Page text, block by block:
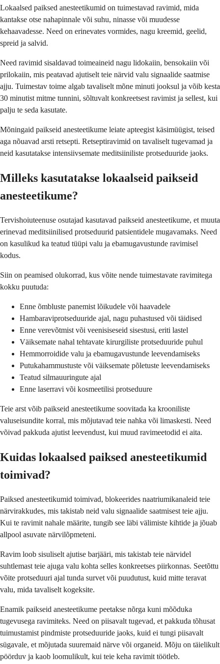
Lokaalsed paiksed anesteetikumid on tuimestavad ravimid, mida
kantakse otse nahapinnale või suhu, ninasse või muudesse
kehaavadesse. Need on erinevates vormides, nagu kreemid, geelid,
spreid ja salvid.
Need ravimid sisaldavad toimeaineid nagu lidokaiin, bensokaiin või
prilokaiin, mis peatavad ajutiselt teie närvid valu signaalide saatmise
ajju. Tuimestav toime algab tavaliselt mõne minuti jooksul ja võib kesta
30 minutist mitme tunnini, sõltuvalt konkreetsest ravimist ja sellest, kui
palju te seda kasutate.
Mõningaid paikseid anesteetikume leiate apteegist käsimüügist, teised
aga nõuavad arsti retsepti. Retseptiravimid on tavaliselt tugevamad ja
neid kasutatakse intensiivsemate meditsiiniliste protseduuride jaoks.
Milleks kasutatakse lokaalseid paikseid
anesteetikume?
Tervishoiuteenuse osutajad kasutavad paikseid anesteetikume, et muuta
erinevad meditsiinilised protseduurid patsientidele mugavamaks. Need
on kasulikud ka teatud tüüpi valu ja ebamugavustunde ravimisel
kodus.
Siin on peamised olukorrad, kus võite nende tuimestavate ravimitega
kokku puutuda:
Enne õmbluste panemist lõikudele või haavadele
Hambaraviprotseduuride ajal, nagu puhastused või täidised
Enne verevõtmist või veenisiseseid sisestusi, eriti lastel
Väiksemate nahal tehtavate kirurgiliste protseduuride puhul
Hemmorroidide valu ja ebamugavustunde leevendamiseks
Putukahammustuste või väiksemate põletuste leevendamiseks
Teatud silmauuringute ajal
Enne laserravi või kosmeetilisi protseduure
Teie arst võib paikseid anesteetikume soovitada ka krooniliste
valuseisundite korral, mis mõjutavad teie nahka või limaskesti. Need
võivad pakkuda ajutist leevendust, kui muud ravimeetodid ei aita.
Kuidas lokaalsed paiksed anesteetikumid
toimivad?
Paiksed anesteetikumid toimivad, blokeerides naatriumikanaleid teie
närvirakkudes, mis takistab neid valu signaalide saatmisest teie ajju.
Kui te ravimit nahale määrite, tungib see läbi välimiste kihtide ja jõuab
allpool asuvate närvilõpmeteni.
Ravim loob sisuliselt ajutise barjääri, mis takistab teie närvidel
suhtlemast teie ajuga valu kohta selles konkreetses piirkonnas. Seetõttu
võite protseduuri ajal tunda survet või puudutust, kuid mitte teravat
valu, mida tavaliselt kogeksite.
Enamik paikseid anesteetikume peetakse nõrga kuni mõõduka
tugevusega ravimiteks. Need on piisavalt tugevad, et pakkuda tõhusat
tuimustamist pindmiste protseduuride jaoks, kuid ei tungi piisavalt
sügavale, et mõjutada suuremaid närve või organeid. Mõju on täielikult
pöörduv ja kaob loomulikult, kui teie keha ravimit töötleb.